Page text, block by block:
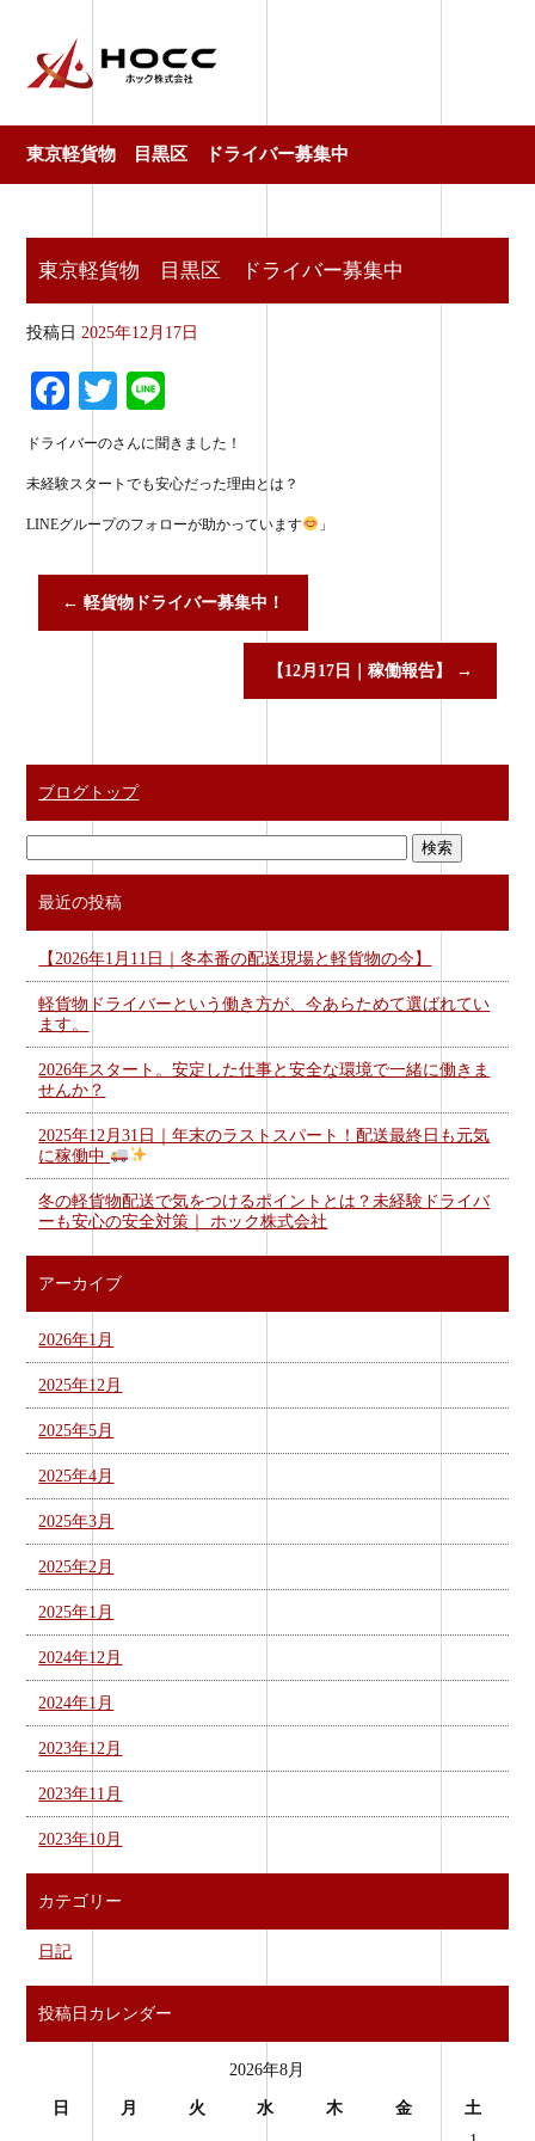
東京軽貨物 目黒区 ドライバー募集中
東京軽貨物 目黒区 ドライバー募集中
投稿日 2025年12月17日
Fa
ce
bo
ok
T
wi
tte
r
ne
ドライバーのさんに聞きました！
未経験スタートでも安心だった理由とは？
LINEグループのフォローが助かっています 」
← 軽貨物ドライバー募集中！
【12月17日｜稼働報告】 →
ブログトップ
最近の投稿
【2026年1月11日｜冬本番の配送現場と軽貨物の今】
軽貨物ドライバーという働き方が、今あらためて選ばれてい
ます。
2026年スタート。安定した仕事と安全な環境で一緒に働きま
せんか？
2025年12月31日｜年末のラストスパート！配送最終日も元気
に稼働中
冬の軽貨物配送で気をつけるポイントとは？未経験ドライバ
ーも安心の安全対策｜ ホック株式会社
アーカイブ
2026年1月
2025年12月
2025年5月
2025年4月
2025年3月
2025年2月
2025年1月
2024年12月
2024年1月
2023年12月
2023年11月
2023年10月
カテゴリー
日記
投稿日カレンダー
2026年8月
日 月 火 水 木 金
土